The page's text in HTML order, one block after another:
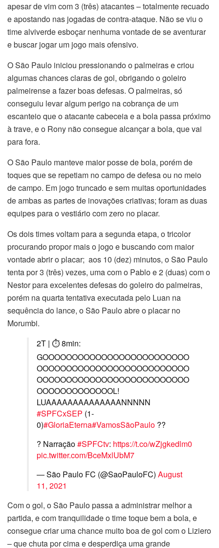
apesar de vim com 3 (três) atacantes – totalmente recuado
e apostando nas jogadas de contra-ataque. Não se viu o
time alviverde esboçar nenhuma vontade de se aventurar
e buscar jogar um jogo mais ofensivo.
O São Paulo iniciou pressionando o palmeiras e criou
algumas chances claras de gol, obrigando o goleiro
palmeirense a fazer boas defesas. O palmeiras, só
conseguiu levar algum perigo na cobrança de um
escanteio que o atacante cabeceia e a bola passa próximo
à trave, e o Rony não consegue alcançar a bola, que vai
para fora.
O São Paulo manteve maior posse de bola, porém de
toques que se repetiam no campo de defesa ou no meio
de campo. Em jogo truncado e sem muitas oportunidades
de ambas as partes de inovações criativas; foram as duas
equipes para o vestiário com zero no placar.
Os dois times voltam para a segunda etapa, o tricolor
procurando propor mais o jogo e buscando com maior
vontade abrir o placar; aos 10 (dez) minutos, o São Paulo
tenta por 3 (três) vezes, uma com o Pablo e 2 (duas) com o
Nestor para excelentes defesas do goleiro do palmeiras,
porém na quarta tentativa executada pelo Luan na
sequência do lance, o São Paulo abre o placar no
Morumbi.
2T | ⏱ 8min:
GOOOOOOOOOOOOOOOOOOOOOOOOO
OOOOOOOOOOOOOOOOOOOOOOOOOO
OOOOOOOOOOOOOOOOOOOOOOOOOO
OOOOOOOOOOOOOL!
LUAAAAAAAAAAAAAANNNNN
#SPFCxSEP (1-
0)#GloriaEterna#VamosSãoPaulo ??
?️ Narração#SPFCtv: https://t.co/wZjgkedlm0
pic.twitter.com/BceMxlUbM7
— São Paulo FC (@SaoPauloFC) August
11, 2021
Com o gol, o São Paulo passa a administrar melhor a
partida, e com tranquilidade o time toque bem a bola, e
consegue criar uma chance muito boa de gol com o Liziero
– que chuta por cima e desperdiça uma grande